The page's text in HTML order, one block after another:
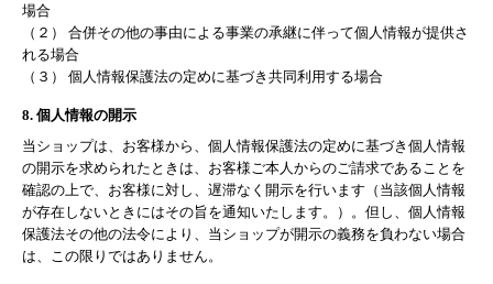
場合
（２） 合併その他の事由による事業の承継に伴って個人情報が提供さ
れる場合
（３） 個人情報保護法の定めに基づき共同利用する場合
8. 個人情報の開示
当ショップは、お客様から、個人情報保護法の定めに基づき個人情報
の開示を求められたときは、お客様ご本人からのご請求であることを
確認の上で、お客様に対し、遅滞なく開示を行います（当該個人情報
が存在しないときにはその旨を通知いたします。）。但し、個人情報
保護法その他の法令により、当ショップが開示の義務を負わない場合
は、この限りではありません。